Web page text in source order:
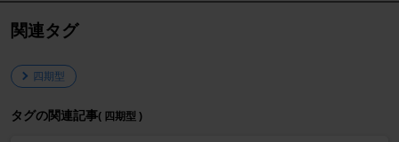
関連タグ
四期型
タグの関連記事( 四期型 )